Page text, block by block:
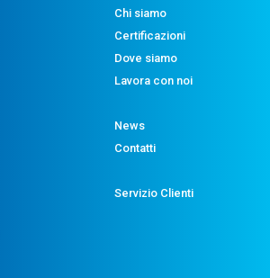
Chi siamo
Certificazioni
Dove siamo
Lavora con noi
News
Contatti
Servizio Clienti